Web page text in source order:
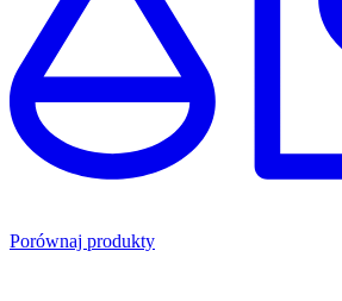
Porównaj produkty